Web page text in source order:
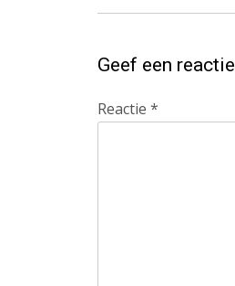
Geef een reactie
Reactie *